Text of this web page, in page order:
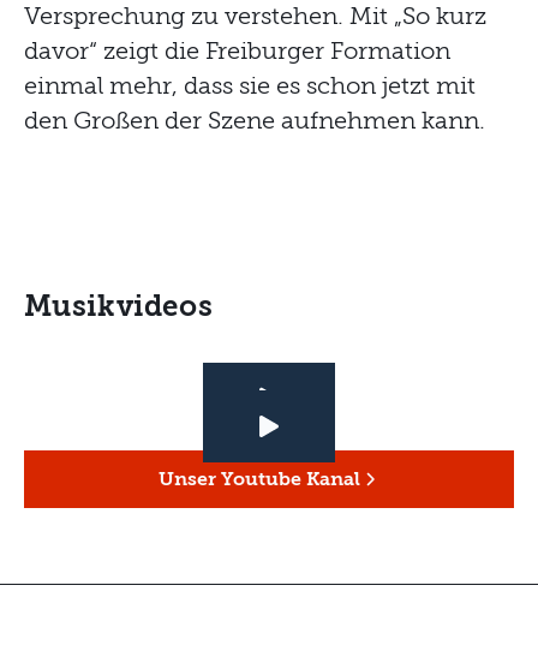
Versprechung zu verstehen. Mit „So kurz
davor“ zeigt die Freiburger Formation
einmal mehr, dass sie es schon jetzt mit
den Großen der Szene aufnehmen kann.
Musikvideos
Unser Youtube Kanal